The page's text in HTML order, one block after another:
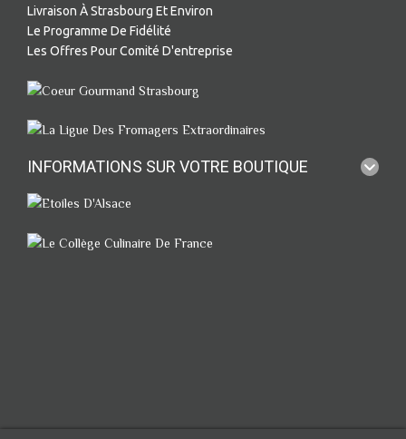
Livraison À Strasbourg Et Environ
Le Programme De Fidélité
Les Offres Pour Comité D'entreprise
INFORMATIONS SUR VOTRE BOUTIQUE